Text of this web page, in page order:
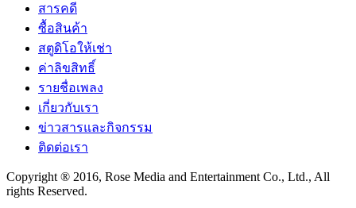
สารคดี
ซื้อสินค้า
สตูดิโอให้เช่า
ค่าลิขสิทธิ์
รายชื่อเพลง
เกี่ยวกับเรา
ข่าวสารและกิจกรรม
ติดต่อเรา
Copyright ® 2016, Rose Media and Entertainment Co., Ltd., All
rights Reserved.